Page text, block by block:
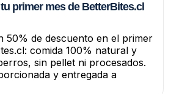
primer mes de BetterBites.cl
50% de descuento en el primer
comida 100% natural y
sin pellet ni procesados.
y entregada a